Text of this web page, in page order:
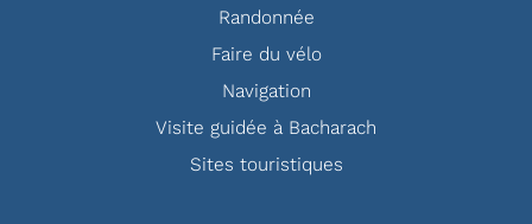
Randonnée
Faire du vélo
Navigation
Visite guidée à Bacharach
Sites touristiques